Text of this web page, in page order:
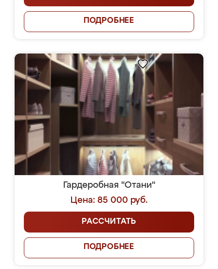
ПОДРОБНЕЕ
Гардеробная "Отани"
Цена: 85 000 руб.
РАССЧИТАТЬ
ПОДРОБНЕЕ